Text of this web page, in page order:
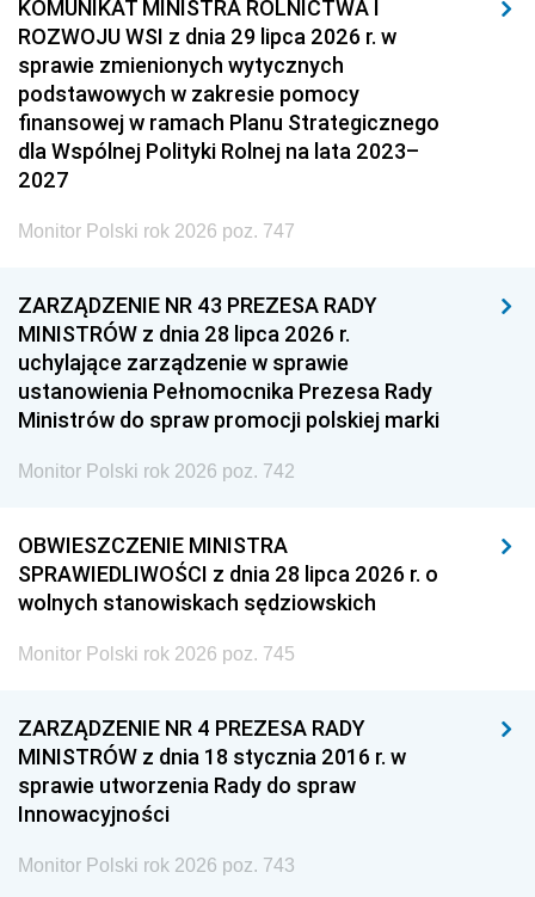
KOMUNIKAT MINISTRA ROLNICTWA I
ROZWOJU WSI z dnia 29 lipca 2026 r. w
sprawie zmienionych wytycznych
podstawowych w zakresie pomocy
finansowej w ramach Planu Strategicznego
dla Wspólnej Polityki Rolnej na lata 2023–
2027
Monitor Polski rok 2026 poz. 747
ZARZĄDZENIE NR 43 PREZESA RADY
MINISTRÓW z dnia 28 lipca 2026 r.
uchylające zarządzenie w sprawie
ustanowienia Pełnomocnika Prezesa Rady
Ministrów do spraw promocji polskiej marki
Monitor Polski rok 2026 poz. 742
OBWIESZCZENIE MINISTRA
SPRAWIEDLIWOŚCI z dnia 28 lipca 2026 r. o
wolnych stanowiskach sędziowskich
Monitor Polski rok 2026 poz. 745
ZARZĄDZENIE NR 4 PREZESA RADY
MINISTRÓW z dnia 18 stycznia 2016 r. w
sprawie utworzenia Rady do spraw
Innowacyjności
Monitor Polski rok 2026 poz. 743